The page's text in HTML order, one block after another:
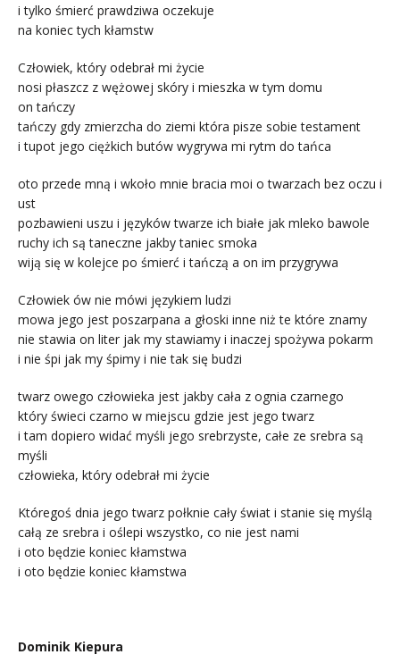
i tylko śmierć prawdziwa oczekuje
na koniec tych kłamstw
Człowiek, który odebrał mi życie
nosi płaszcz z wężowej skóry i mieszka w tym domu
on tańczy
tańczy gdy zmierzcha do ziemi która pisze sobie testament
i tupot jego ciężkich butów wygrywa mi rytm do tańca
oto przede mną i wkoło mnie bracia moi o twarzach bez oczu i
ust
pozbawieni uszu i języków twarze ich białe jak mleko bawole
ruchy ich są taneczne jakby taniec smoka
wiją się w kolejce po śmierć i tańczą a on im przygrywa
Człowiek ów nie mówi językiem ludzi
mowa jego jest poszarpana a głoski inne niż te które znamy
nie stawia on liter jak my stawiamy i inaczej spożywa pokarm
i nie śpi jak my śpimy i nie tak się budzi
twarz owego człowieka jest jakby cała z ognia czarnego
który świeci czarno w miejscu gdzie jest jego twarz
i tam dopiero widać myśli jego srebrzyste, całe ze srebra są
myśli
człowieka, który odebrał mi życie
Któregoś dnia jego twarz połknie cały świat i stanie się myślą
całą ze srebra i oślepi wszystko, co nie jest nami
i oto będzie koniec kłamstwa
i oto będzie koniec kłamstwa
Dominik Kiepura